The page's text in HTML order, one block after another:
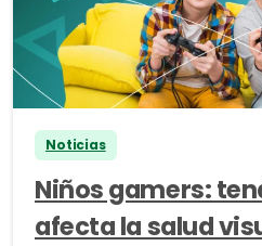
Noticias
Niños gamers:
afecta la salud